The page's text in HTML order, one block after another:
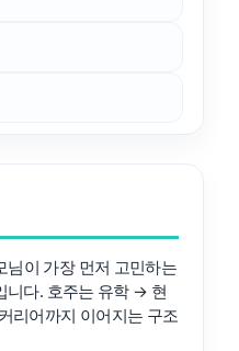
님이 가장 먼저 고민하는
니다. 호주는 유학 → 현
리어까지 이어지는 구조